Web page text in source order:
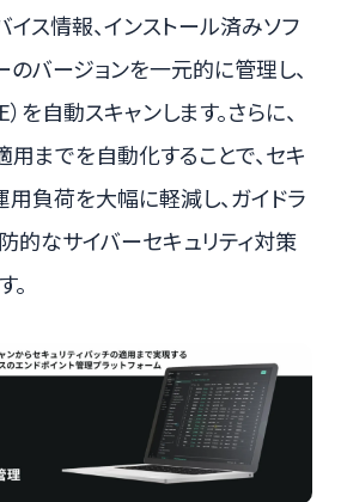
ス情報、インストール済みソフ
のバージョンを一元的に管理し、
を自動スキャンします。さらに、
用までを自動化することで、セキ
用負荷を大幅に軽減し、ガイドラ
的なサイバーセキュリティ対策